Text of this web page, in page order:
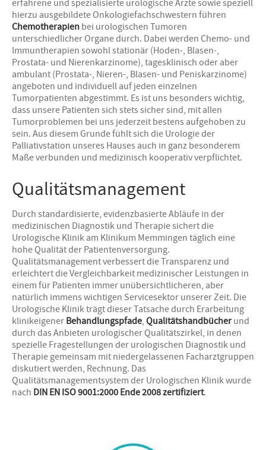
erfahrene und spezialisierte urologische Ärzte sowie speziell
hierzu ausgebildete Onkologiefachschwestern führen
Chemotherapienbei urologischen Tumoren
unterschiedlicher Organe durch. Dabei werden Chemo- und
Immuntherapien sowohl stationär (Hoden-, Blasen-,
Prostata- und Nierenkarzinome), tagesklinisch oder aber
ambulant (Prostata-, Nieren-, Blasen- und Peniskarzinome)
angeboten und individuell auf jeden einzelnen
Tumorpatienten abgestimmt. Es ist uns besonders wichtig,
dass unsere Patienten sich stets sicher sind, mit allen
Tumorproblemen bei uns jederzeit bestens aufgehoben zu
sein. Aus diesem Grunde fühlt sich die Urologie der
Palliativstation unseres Hauses auch in ganz besonderem
Maße verbunden und medizinisch kooperativ verpflichtet.
Qualitätsmanagement
Durch standardisierte, evidenzbasierte Abläufe in der
medizinischen Diagnostik und Therapie sichert die
Urologische Klinik am Klinikum Memmingen täglich eine
hohe Qualität der Patientenversorgung.
Qualitätsmanagement verbessert die Transparenz und
erleichtert die Vergleichbarkeit medizinischer Leistungen in
einem für Patienten immer unübersichtlicheren, aber
natürlich immens wichtigen Servicesektor unserer Zeit. Die
Urologische Klinik trägt dieser Tatsache durch Erarbeitung
klinikeigenerBehandlungspfade,Qualitätshandbücherund
durch das Anbieten urologischer Qualitätszirkel, in denen
spezielle Fragestellungen der urologischen Diagnostik und
Therapie gemeinsam mit niedergelassenen Facharztgruppen
diskutiert werden, Rechnung. Das
Qualitätsmanagementsystem der Urologischen Klinik wurde
nach DIN EN ISO 9001:2000 Ende 2008 zertifiziert.